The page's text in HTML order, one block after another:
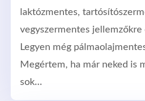
laktózmentes,
vegyszermentes jellemzőkre
Legyen még
Megértem, ha már neked is
sok…